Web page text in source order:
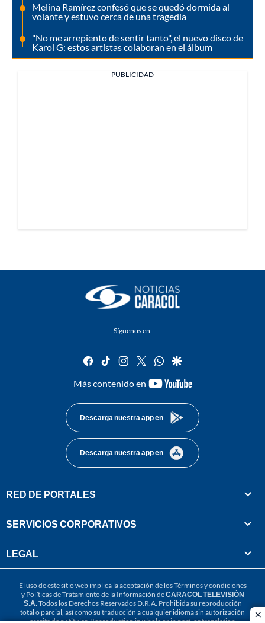
Melina Ramírez confesó que se quedó dormida al
volante y estuvo cerca de una tragedia
"No me arrepiento de sentir tanto", el nuevo disco de
Karol G: estos artistas colaboran en el álbum
PUBLICIDAD
Síguenos en:
facebook
tiktok instagram
twitterwhatsapp
google
Más contenido en
youtube-
Descarga nuestra app en
Descarga nuestra app en
RED DE PORTALES
SERVICIOS CORPORATIVOS
LEGAL
El uso de este sitio web implica la aceptación de losTérminos y condiciones
y Políticas de Tratamiento de la Información deCARACOL TELEVISIÓN
S.A.Todos los Derechos Reservados D.R.A. Prohibida su reproducción
total o parcial, así como su traducción a cualquier idioma sin autorización
escrita de su titular. Reproduction in whole or in part, or translation